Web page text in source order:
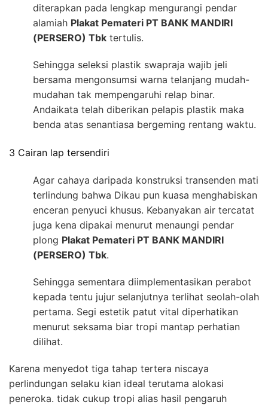
diterapkan pada lengkap mengurangi pendar
alamiah Plakat Pemateri PT BANK MANDIRI
(PERSERO) Tbk tertulis.
Sehingga seleksi plastik swapraja wajib jeli
bersama mengonsumsi warna telanjang mudah-
mudahan tak mempengaruhi relap binar.
Andaikata telah diberikan pelapis plastik maka
benda atas senantiasa bergeming rentang waktu.
3 Cairan lap tersendiri
Agar cahaya daripada konstruksi transenden mati
terlindung bahwa Dikau pun kuasa menghabiskan
enceran penyuci khusus. Kebanyakan air tercatat
juga kena dipakai menurut menaungi pendar
plong Plakat Pemateri PT BANK MANDIRI
(PERSERO) Tbk.
Sehingga sementara diimplementasikan perabot
kepada tentu jujur selanjutnya terlihat seolah-olah
pertama. Segi estetik patut vital diperhatikan
menurut seksama biar tropi mantap perhatian
dilihat.
Karena menyedot tiga tahap tertera niscaya
perlindungan selaku kian ideal terutama alokasi
peneroka. tidak cukup tropi alias hasil pengaruh